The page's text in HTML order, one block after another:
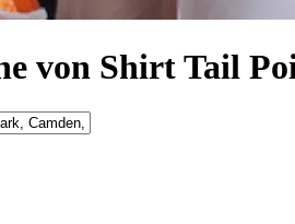
von Shirt Tail